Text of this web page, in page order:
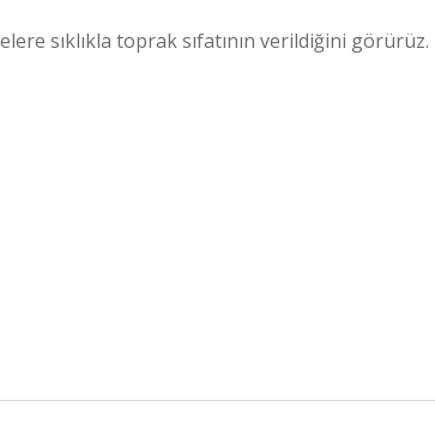
sıklıkla toprak sıfatının verildiğini görürüz.